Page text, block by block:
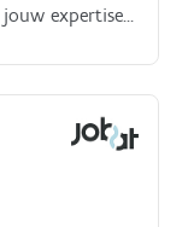
expertise